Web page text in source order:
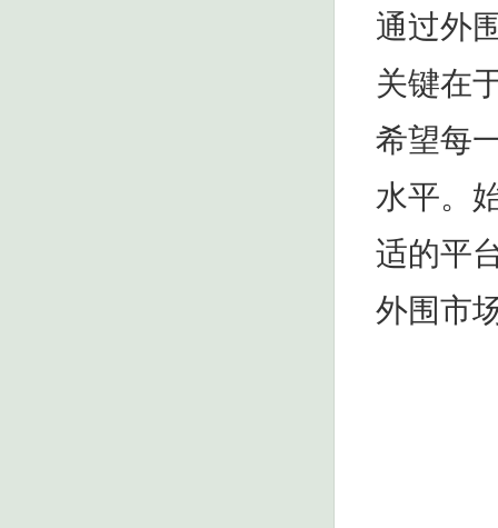
通过外
关键在
希望每
水平。
适的平
外围市